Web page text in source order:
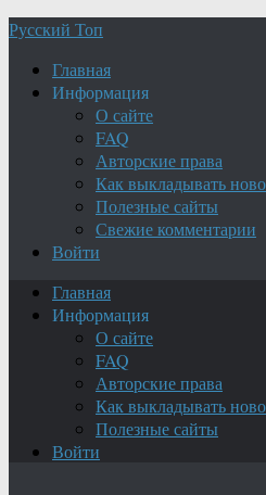
Русский Топ
Главная
Информация
О сайте
FAQ
Авторские права
Как выкладывать
Полезные сайты
Свежие комментарии
Войти
Главная
Информация
О сайте
FAQ
Авторские права
Как выкладывать
Полезные сайты
Войти